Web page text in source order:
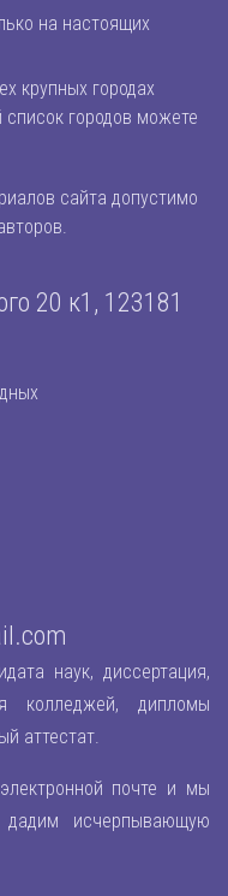
на настоящих
крупных городах
городов можете
сайта допустимо
20 к1, 123181
наук, диссертация,
колледжей, дипломы
аттестат.
почте и мы
исчерпывающую